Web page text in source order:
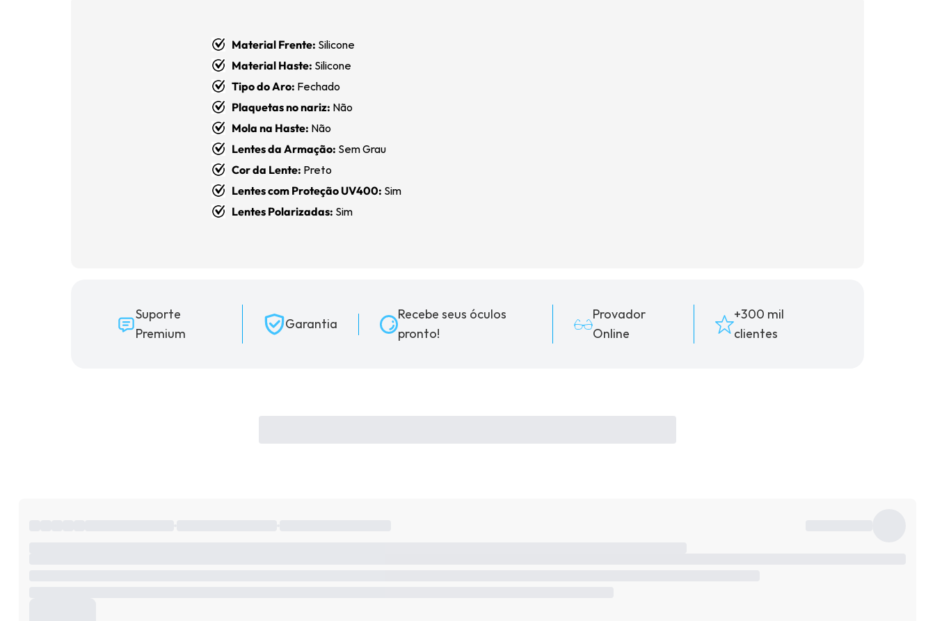
suporte@oticaisabeladias.com
Av. Orlando Dompieri Nº 1750 -
Material Frente: Silicone
Material Haste: Silicone
Tipo do Aro: Fechado
Plaquetas no nariz: Não
Mola na Haste: Não
Lentes da Armação: Sem Grau
Cor da Lente: Preto
Lentes com Proteção UV400: Sim
Lentes Polarizadas: Sim
Suporte
Premium
Garantia
Recebe seus óculos
pronto!
Provador
Online
+300 mil
clientes